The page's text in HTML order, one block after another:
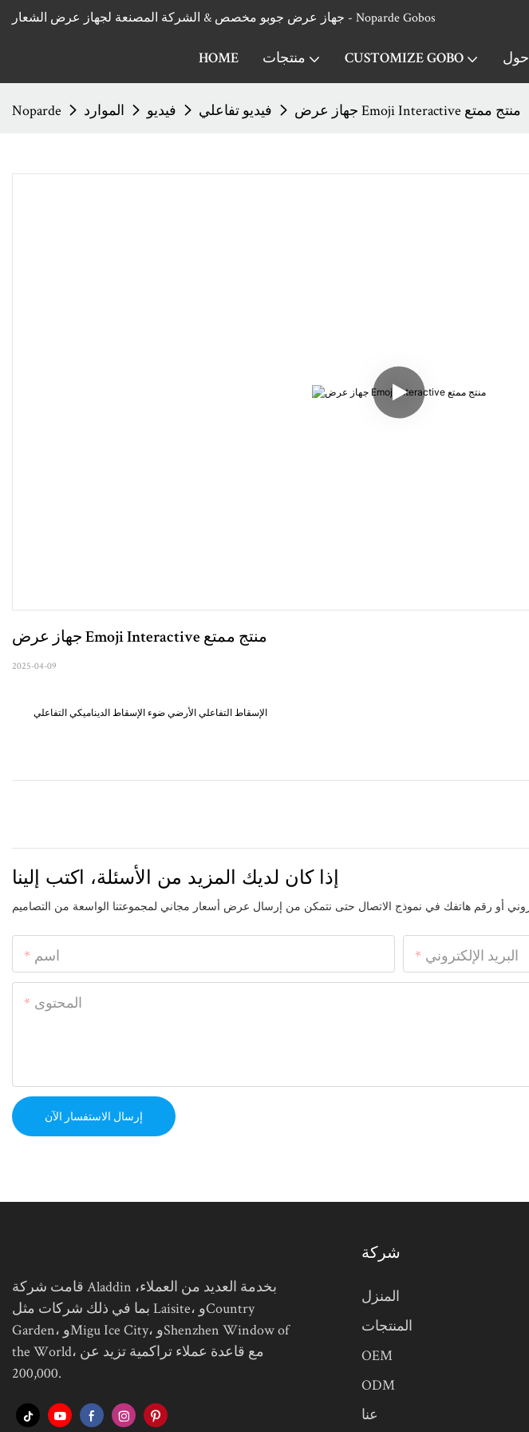
جهاز عرض جوبو مخصص & الشركة المصنعة لجهاز عرض الشعار - Noparde Gobos
HOME منتجات CUSTOMIZE GOBO حول
Noparde الموارد فيديو فيديو تفاعلي جهاز عرض Emoji Interactive منتج ممتع
جهاز عرض Emoji Interactive منتج ممتع
2025-04-09
الإسقاط التفاعلي الأرضي ضوء الإسقاط الديناميكي التفاعلي
إذا كان لديك المزيد من الأسئلة، اكتب إلينا
اسم البريد الإلكتروني
المحتوى
إرسال الاستفسار الآن
قامت شركة Aladdin بخدمة العديد من العملاء،
بما في ذلك شركات مثل Laisite، وCountry
Garden، وMigu Ice City، وShenzhen Window of
the World، مع قاعدة عملاء تراكمية تزيد عن
200,000.
شركة
المنزل
المنتجات
OEM
ODM
عنا